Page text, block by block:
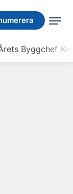
Byggchef